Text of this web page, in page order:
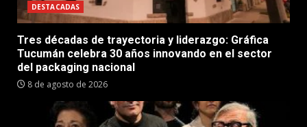
DESTACADAS
Tres décadas de trayectoria y liderazgo: Gráfica
Tucumán celebra 30 años innovando en el sector
del packaging nacional
8 de agosto de 2026